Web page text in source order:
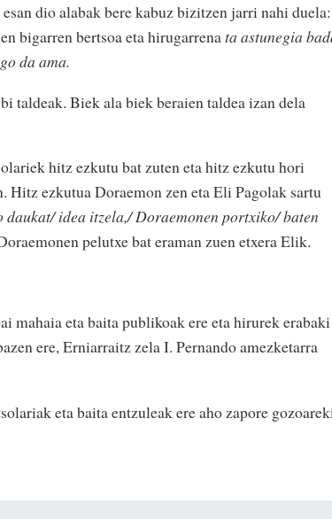
dio alabak bere kabuz bizitzen jarri nahi duela:
bigarren bertsoa eta hirugarrenata astunegia
da ama.
taldeak. Biek ala biek beraien taldea izan dela
hitz ezkutu bat zuten eta hitz ezkutu hori
Hitz ezkutua Doraemon zen eta Eli Pagolak sartu
daukat/ idea itzela,/ Doraemonen portxiko/ baten
pelutxe bat eraman zuen etxera Elik.
mahaia eta baita publikoak ere eta hirurek erabaki
ere, Erniarraitz zela I. Pernando amezketarra
eta baita entzuleak ere aho zapore